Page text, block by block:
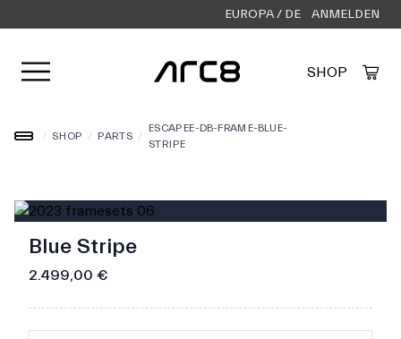
EUROPA / DE ANMELDEN
Menü öffnen SHOP
/ SHOP / PARTS /
ESCAPEE-DB-FRAME-BLUE-
STRIPE
Blue Stripe
2.499,00 €